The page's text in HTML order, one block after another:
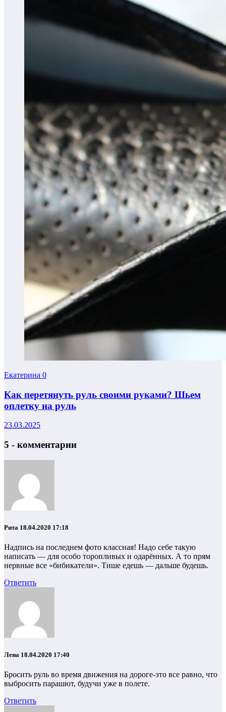
Екатерина 0
Как перетянуть руль своими руками? Шьем
оплетку на руль
23.03.2025
5 - комментарии
Рита 18.04.2020 17:18
Надпись на последнем фото классная! Надо себе такую
написать — для особо торопливых и одарённых. А то прям
нервные все «бибикатели». Тише едешь — дальше будешь.
Ответить
Лена 18.04.2020 17:40
Бросить руль во время движения на дороге-это все равно, что
выбросить парашют, будучи уже в полете.
Ответить